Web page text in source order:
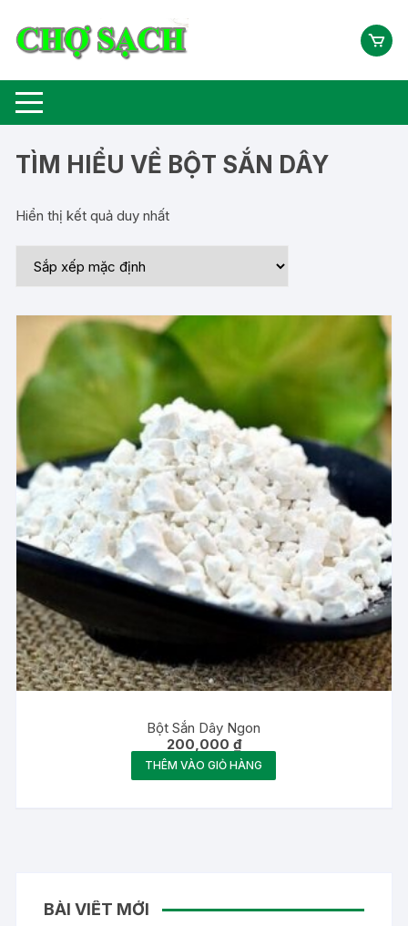
TÌM HIỂU VỀ BỘT SẮN DÂY
Hiển thị kết quả duy nhất
Bột Sắn Dây Ngon
200,000 ₫
THÊM VÀO GIỎ HÀNG
BÀI VIẾT MỚI